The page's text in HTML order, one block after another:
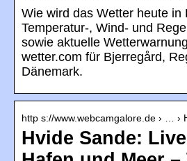
Wie wird das Wetter heute in
Temperatur-, Wind- und
sowie aktuelle
wetter.com für Bjerregård,
Dänemark.
http s://www.webcamgalore.de › … ›
Hvide Sande: